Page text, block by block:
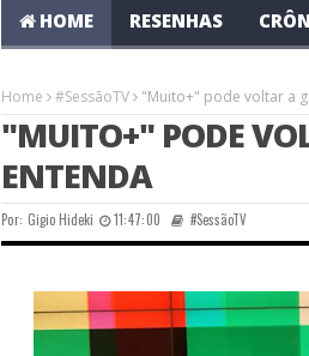
HOME RESENHAS
Home #SessãoTV "Muito+" pode voltar a
"MUITO+" PODE
ENTENDA
Por: Gigio Hideki 11:47:00 #SessãoTV